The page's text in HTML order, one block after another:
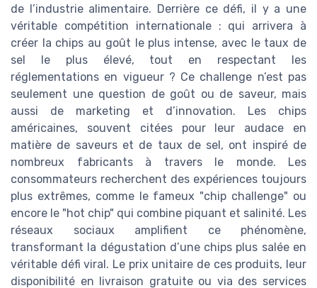
de l’industrie alimentaire. Derrière ce défi, il y a une
véritable compétition internationale : qui arrivera à
créer la chips au goût le plus intense, avec le taux de
sel le plus élevé, tout en respectant les
réglementations en vigueur ? Ce challenge n’est pas
seulement une question de goût ou de saveur, mais
aussi de marketing et d’innovation. Les chips
américaines, souvent citées pour leur audace en
matière de saveurs et de taux de sel, ont inspiré de
nombreux fabricants à travers le monde. Les
consommateurs recherchent des expériences toujours
plus extrêmes, comme le fameux "chip challenge" ou
encore le "hot chip" qui combine piquant et salinité. Les
réseaux sociaux amplifient ce phénomène,
transformant la dégustation d’une chips plus salée en
véritable défi viral. Le prix unitaire de ces produits, leur
disponibilité en livraison gratuite ou via des services